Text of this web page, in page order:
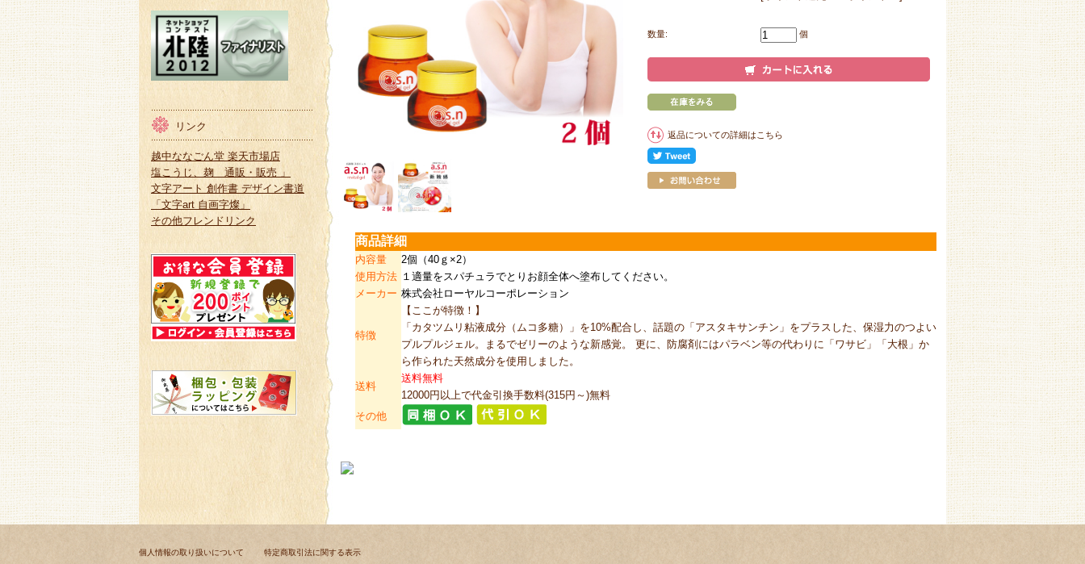
数量: 個
返品についての詳細はこちら
商品詳細
内容量
2個（40ｇ×2）
使用方法 １適量をスパチュラでとりお顔全体へ塗布してください。
メーカー 株式会社ローヤルコーポレーション
特徴
【ここが特徴！】
「カタツムリ粘液成分（ムコ多糖）」を10%配合し、話題の「アスタキサンチン」をプラスした、保湿力のつよい
プルプルジェル。まるでゼリーのような新感覚。 更に、防腐剤にはパラベン等の代わりに「ワサビ」「大根」か
ら作られた天然成分を使用しました。
送料
送料無料
12000円以上で代金引換手数料(315円～)無料
その他
リンク
越中ななごん堂 楽天市場店
塩こうじ、麹 通販・販売 」
文字アート 創作書 デザイン書道
「文字art 自画字燦」
その他フレンドリンク
個人情報の取り扱いについて 特定商取引法に関する表示